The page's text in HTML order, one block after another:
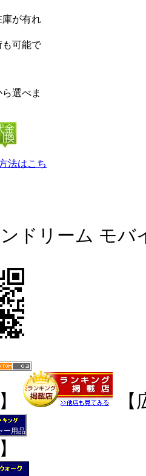
庫が有れ
も可能で
選べま
法はこち
ドリーム モバ
【
ー用品